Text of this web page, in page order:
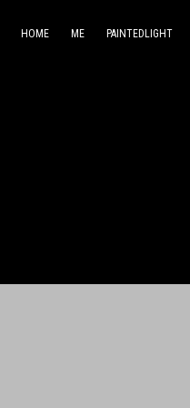
HOME ME PAINTEDLIGHT